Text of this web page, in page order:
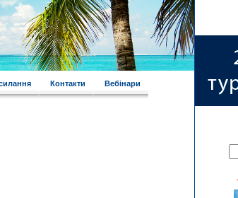
Контакти Вебінари